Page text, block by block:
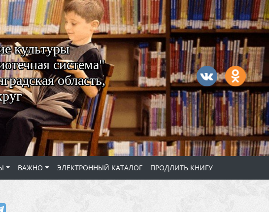
культуры
система"
область,
ВАЖНО ЭЛЕКТРОННЫЙ КАТАЛОГ ПРОДЛИТЬ КНИГУ